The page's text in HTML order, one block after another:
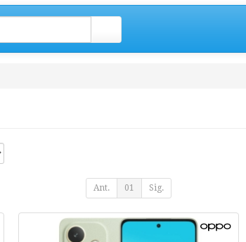
Ant. 01 Sig.